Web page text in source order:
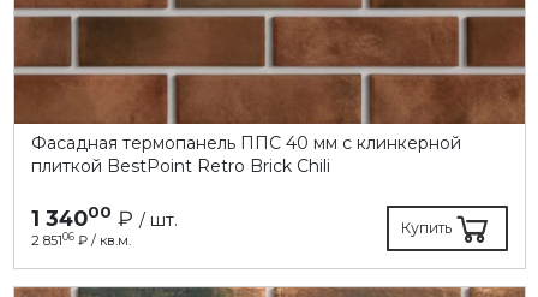
Фасадная термопанель ППC 40 мм с клинкерной
плиткой BestPoint Retro Brick Chili
1 34000 ₽ / шт.
2 85106₽ / кв.м.
Купить